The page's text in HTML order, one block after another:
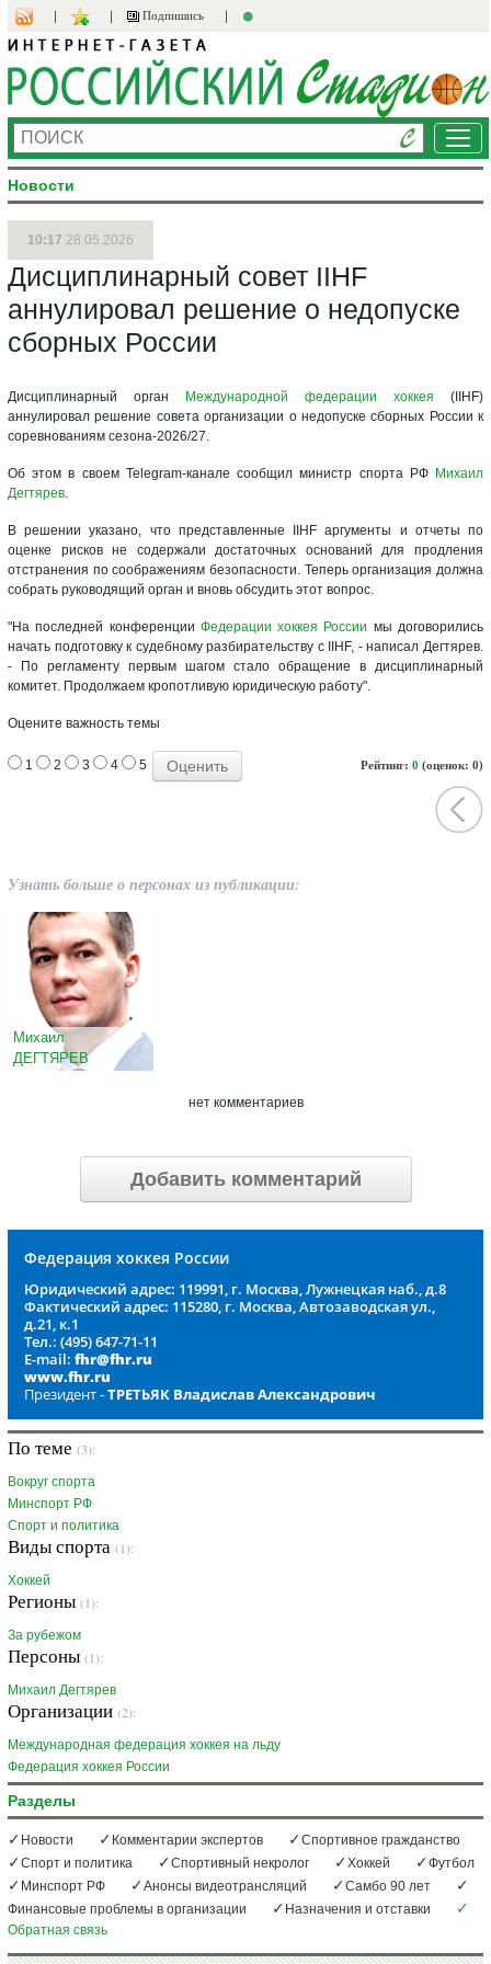
Подпишись
Новости
10:17 28.05.2026
Дисциплинарный совет IIHF
аннулировал решение о недопуске
сборных России
Дисциплинарный орган Международной федерации хоккея (IIHF)
аннулировал решение совета организации о недопуске сборных России к
соревнованиям сезона-2026/27.
Об этом в своем Telegram-канале сообщил министр спорта РФ Михаил
Дегтярев.
В решении указано, что представленные IIHF аргументы и отчеты по
оценке рисков не содержали достаточных оснований для продления
отстранения по соображениям безопасности. Теперь организация должна
собрать руководящий орган и вновь обсудить этот вопрос.
"На последней конференции Федерации хоккея России мы договорились
начать подготовку к судебному разбирательству с IIHF, - написал Дегтярев.
- По регламенту первым шагом стало обращение в дисциплинарный
комитет. Продолжаем кропотливую юридическую работу".
Оцените важность темы
Рейтинг: 0 (оценок: 0)
1 2 3 4 5
Узнать больше о персонах из публикации:
Михаил
ДЕГТЯРЕВ
нет комментариев
Добавить комментарий
Федерация хоккея России
Юридический адрес: 119991, г. Москва, Лужнецкая наб., д.8
Фактический адрес: 115280, г. Москва, Автозаводская ул.,
д.21, к.1
Тел.: (495) 647-71-11
E-mail: fhr@fhr.ru
www.fhr.ru
Президент -ТРЕТЬЯК Владислав Александрович
По теме (3):
Вокруг спорта
Минспорт РФ
Спорт и политика
Виды спорта (1):
Хоккей
Регионы (1):
За рубежом
Персоны (1):
Михаил Дегтярев
Организации (2):
Международная федерация хоккея на льду
Федерация хоккея России
Разделы
Новости Комментарии экспертов
Спортивное гражданство
Спорт и политика
Спортивный некролог Хоккей
Футбол
Минспорт РФ
Анонсы видеотрансляций
Самбо 90 лет
Финансовые проблемы в организации
Назначения и отставки
Обратная связь